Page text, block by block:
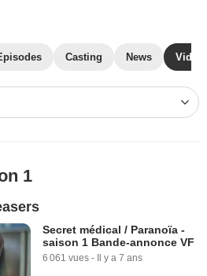
Casting News
1
Secret médical / Paranoïa -
saison 1 Bande-annonce VF
6 061 vues - Il y a 7 ans